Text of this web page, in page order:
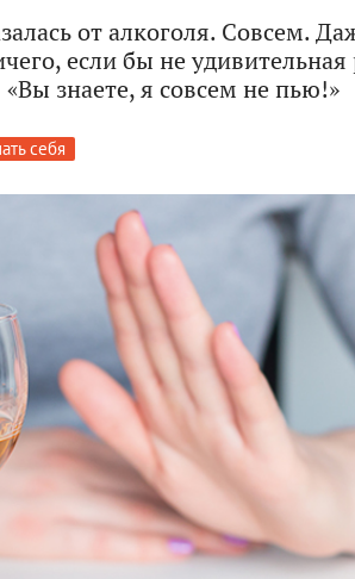
от алкоголя. Совсем.
если бы не удивительная
знаете, я совсем не пью!»
себя